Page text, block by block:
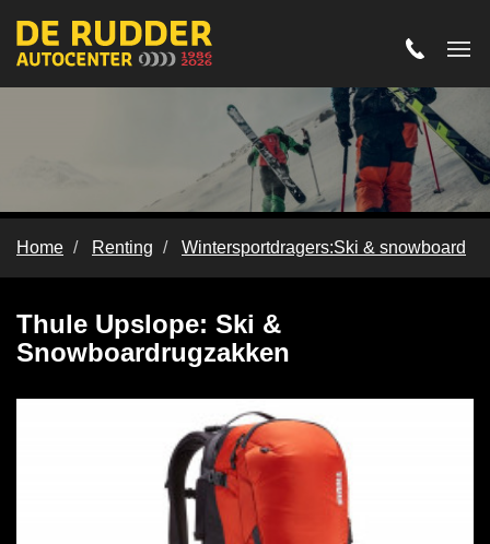
Ski&Snowboardrugzakken
Home Renting Wintersportdragers:Ski & snowboard
Thule Upslope: Ski &
Snowboardrugzakken